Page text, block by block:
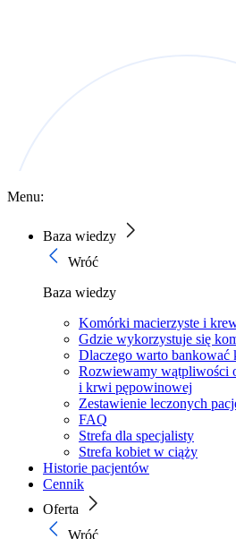
Menu:
Baza wiedzy
Wróć
Baza wiedzy
Komórki macierzyste i
Gdzie wykorzystuje się
Dlaczego warto bankować
Rozwiewamy wątpliwości
i krwi pępowinowej
Zestawienie leczonych
FAQ
Strefa dla specjalisty
Strefa kobiet w ciąży
Historie pacjentów
Cennik
Oferta
Wróć